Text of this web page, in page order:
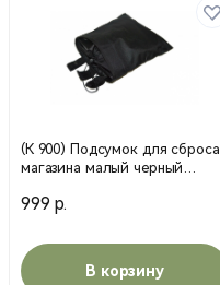
(К 900) Подсумок для сброса
магазина малый черный
999 р.
В корзину